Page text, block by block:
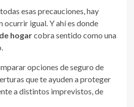
esas precauciones, hay
ocurrir igual. Y ahí es donde
hogarcobra sentido como una
opciones de seguro de
que te ayuden a proteger
a distintos imprevistos, de